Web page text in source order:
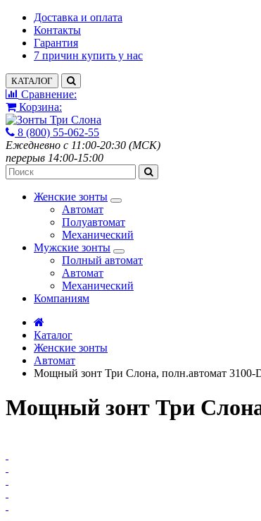
Доставка и оплата
Контакты
Гарантия
7 причин купить у нас
КАТАЛОГ
Сравнение:
Корзина:
8 (800) 55-062-55
Ежедневно с 11:00-20:30 (МСК)
перерыв 14:00-15:00
Женские зонты
Автомат
Полуавтомат
Механический
Мужские зонты
Полный автомат
Автомат
Механический
Компаниям
Каталог
Женские зонты
Автомат
Мощный зонт Три Слона, полн.автомат 3100-
Мощный зонт Три